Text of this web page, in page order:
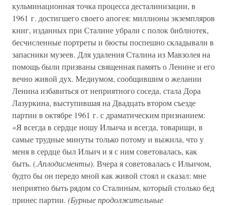
кульминационная точка процесса десталинизации, в
1961 г. достигшего своего апогея: миллионы экземпляров
книг, изданных при Сталине убрали с полок библиотек,
бесчисленные портреты и бюсты поспешно складывали в
запасники музеев. Для удаления Сталина из Мавзолея на
помощь были призваны священная память о Ленине и его
вечно живой дух. Медиумом, сообщившим о желании
Ленина избавиться от неприятного соседа, стала Дора
Лазуркина, выступившая на Двадцать втором съезде
партии в октябре 1961 г. с драматическим признанием:
«Я всегда в сердце ношу Ильича и всегда, товарищи, в
самые трудные минуты только потому и выжила, что у
меня в сердце был Ильич и я с ним советовалась, как
быть. (.Аплодисменты). Вчера я советовалась с Ильичом,
будто бы он передо мной как живой стоял и сказал: мне
неприятно быть рядом со Сталиным, который столько бед
принес партии. (Бурные продолжительные